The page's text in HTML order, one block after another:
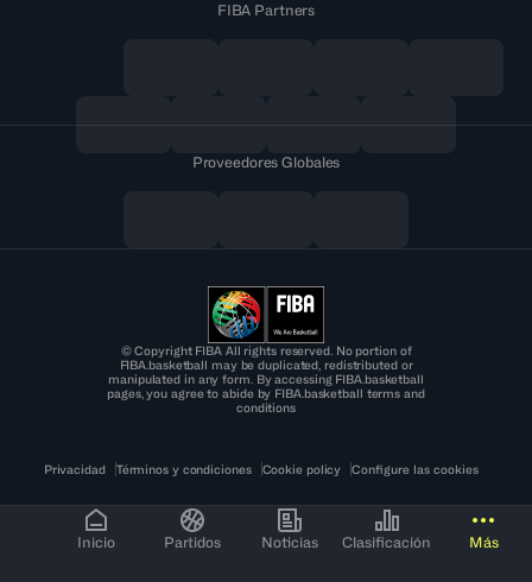
Inicio Partidos Noticias Clasificación Más
FIBA Partners
Proveedores Globales
© Copyright FIBA All rights reserved. No portion of
FIBA.basketball may be duplicated, redistributed or
manipulated in any form. By accessing FIBA.basketball
pages, you agree to abide by FIBA.basketball terms and
conditions
Privacidad Términos y condiciones Cookie policy Configure las cookies